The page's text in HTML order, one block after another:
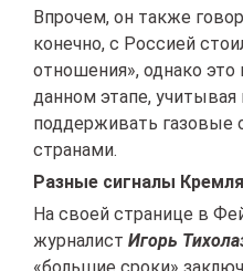
Впрочем, он также
конечно, с Россией
отношения», однако
данном этапе,
поддерживать
странами.
Разные сигналы Кремля
На своей странице в
журналист Игорь